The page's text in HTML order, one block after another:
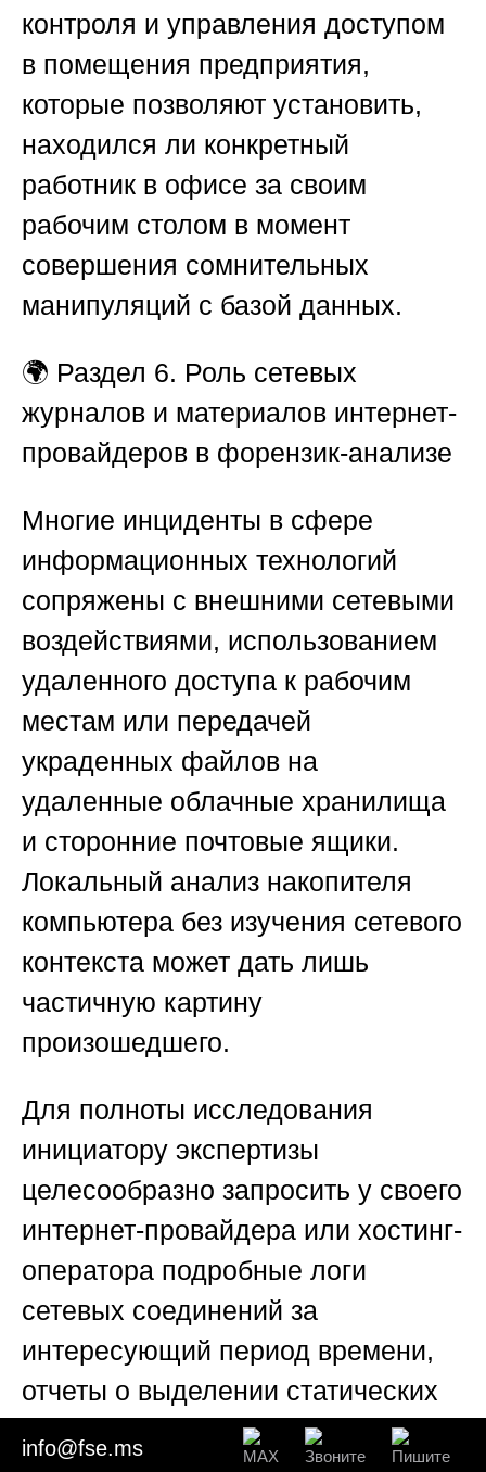
контроля и управления доступом
в помещения предприятия,
которые позволяют установить,
находился ли конкретный
работник в офисе за своим
рабочим столом в момент
совершения сомнительных
манипуляций с базой данных.
🌍 Раздел 6. Роль сетевых
журналов и материалов интернет-
провайдеров в форензик-анализе
Многие инциденты в сфере
информационных технологий
сопряжены с внешними сетевыми
воздействиями, использованием
удаленного доступа к рабочим
местам или передачей
украденных файлов на
удаленные облачные хранилища
и сторонние почтовые ящики.
Локальный анализ накопителя
компьютера без изучения сетевого
контекста может дать лишь
частичную картину
произошедшего.
Для полноты исследования
инициатору экспертизы
целесообразно запросить у своего
интернет-провайдера или хостинг-
оператора подробные логи
сетевых соединений за
интересующий период времени,
отчеты о выделении статических
или динамических IP-адресов, а
info@fse.ms